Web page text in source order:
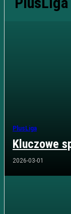
PlusLiga
Kluczowe
2026-03-01